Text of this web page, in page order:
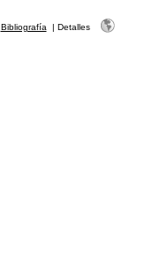
Bibliografía | Detalles